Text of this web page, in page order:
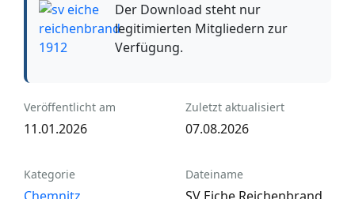
Der Download steht nur
legitimierten Mitgliedern zur
Verfügung.
Veröffentlicht am
11.01.2026
Zuletzt aktualisiert
07.08.2026
Kategorie Dateiname